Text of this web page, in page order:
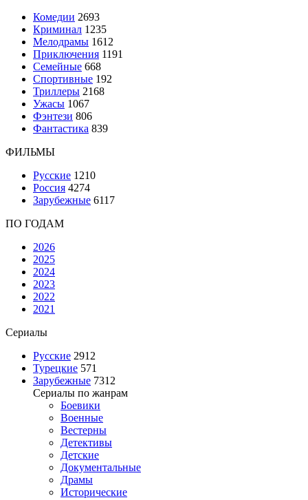
Комедии 2693
Криминал 1235
Мелодрамы 1612
Приключения 1191
Семейные 668
Спортивные 192
Триллеры 2168
Ужасы 1067
Фэнтези 806
Фантастика 839
ФИЛЬМЫ
Русские 1210
Россия 4274
Зарубежные 6117
ПО ГОДАМ
2026
2025
2024
2023
2022
2021
Сериалы
Русские 2912
Турецкие 571
Зарубежные 7312
Сериалы по жанрам
Боевики
Военные
Вестерны
Детективы
Детские
Документальные
Драмы
Исторические